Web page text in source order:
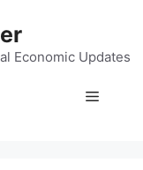
Economic Updates
Menu